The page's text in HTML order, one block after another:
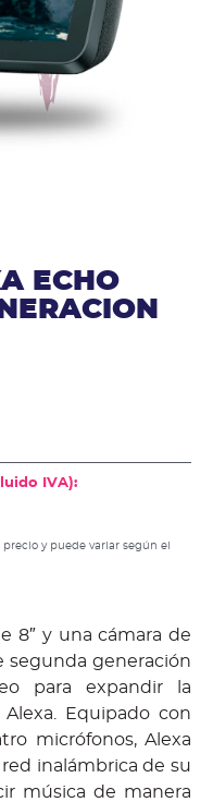
ECHO
IVA):
y puede variar según el
8″ y una cámara de
segunda generación
para expandir la
Equipado con
micrófonos, Alexa
inalámbrica de su
música de manera